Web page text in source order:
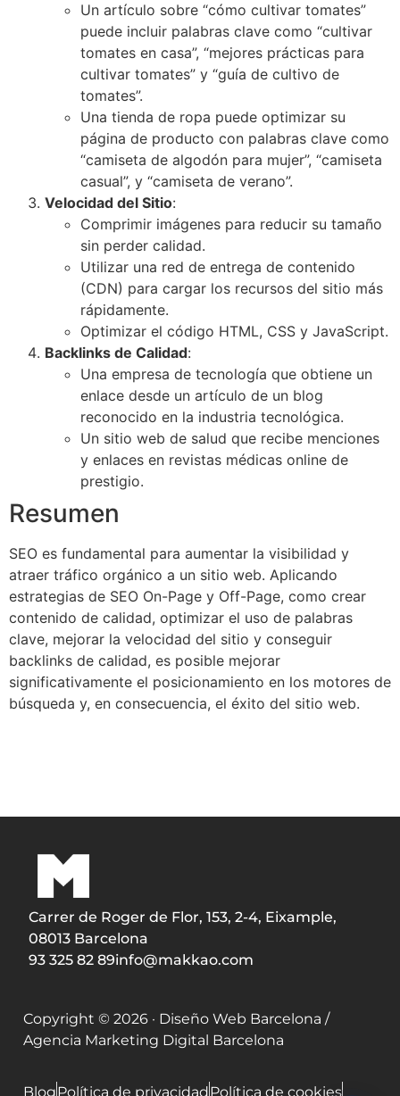
Un artículo sobre “cómo cultivar tomates”
puede incluir palabras clave como “cultivar
tomates en casa”, “mejores prácticas para
cultivar tomates” y “guía de cultivo de
tomates”.
Una tienda de ropa puede optimizar su
página de producto con palabras clave como
“camiseta de algodón para mujer”, “camiseta
casual”, y “camiseta de verano”.
Velocidad del Sitio:
Comprimir imágenes para reducir su tamaño
sin perder calidad.
Utilizar una red de entrega de contenido
(CDN) para cargar los recursos del sitio más
rápidamente.
Optimizar el código HTML, CSS y JavaScript.
Backlinks de Calidad:
Una empresa de tecnología que obtiene un
enlace desde un artículo de un blog
reconocido en la industria tecnológica.
Un sitio web de salud que recibe menciones
y enlaces en revistas médicas online de
prestigio.
Resumen
SEO es fundamental para aumentar la visibilidad y
atraer tráfico orgánico a un sitio web. Aplicando
estrategias de SEO On-Page y Off-Page, como crear
contenido de calidad, optimizar el uso de palabras
clave, mejorar la velocidad del sitio y conseguir
backlinks de calidad, es posible mejorar
significativamente el posicionamiento en los motores de
búsqueda y, en consecuencia, el éxito del sitio web.
Carrer de Roger de Flor, 153, 2-4, Eixample,
08013 Barcelona
93 325 82 89info@makkao.com
Copyright © 2026 · Diseño Web Barcelona /
Agencia Marketing Digital Barcelona
BlogPolítica de privacidad Política de cookies